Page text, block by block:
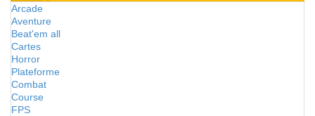
Arcade
Aventure
Beat'em all
Cartes
Horror
Plateforme
Combat
Course
FPS